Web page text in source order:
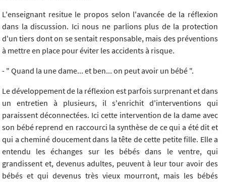
L'enseignant resitue le propos selon l'avancée de la réflexion
dans la discussion. Ici nous ne parlions plus de la protection
d'un tiers dont on se sentait responsable, mais des préventions
à mettre en place pour éviter les accidents à risque.
- " Quand la une dame... et ben... on peut avoir un bébé ".
Le développement de la réflexion est parfois surprenant et dans
un entretien à plusieurs, il s'enrichit d'interventions qui
paraissent déconnectées. Ici cette intervention de la dame avec
son bébé reprend en raccourci la synthèse de ce qui a été dit et
qui a cheminé doucement dans la tête de cette petite fille. Elle a
entendu les échanges sur les bébés dans le ventre, qui
grandissent et, devenus adultes, peuvent à leur tour avoir des
bébés et qui devenus très vieux mourront, mais les bébés